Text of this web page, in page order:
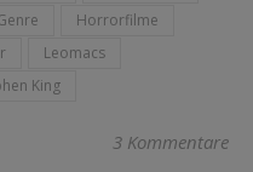
Horrorfilme
Leomacs
King
3 Kommentare